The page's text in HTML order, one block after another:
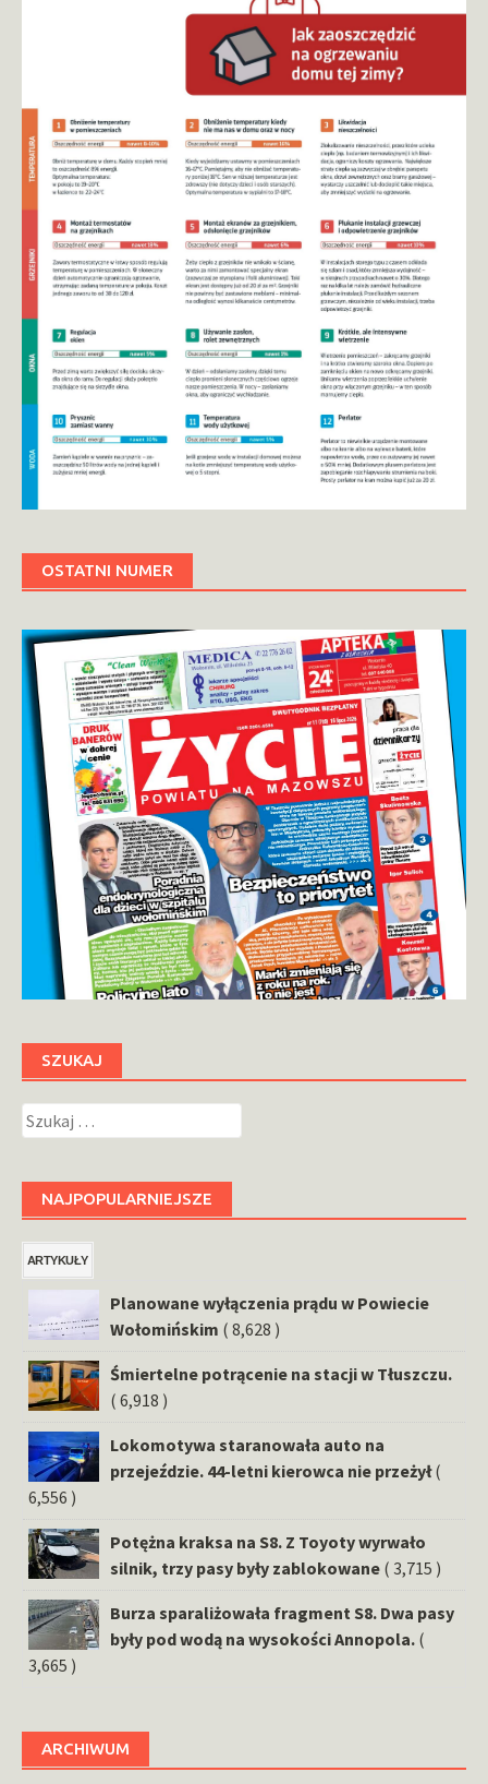
OSTATNI NUMER
SZUKAJ
Szukaj:
NAJPOPULARNIEJSZE
ARTYKUŁY
Planowane wyłączenia prądu w Powiecie
Wołomińskim ( 8,628 )
Śmiertelne potrącenie na stacji w Tłuszczu.
( 6,918 )
Lokomotywa staranowała auto na
przejeździe. 44-letni kierowca nie przeżył (
6,556 )
Potężna kraksa na S8. Z Toyoty wyrwało
silnik, trzy pasy były zablokowane ( 3,715 )
Burza sparaliżowała fragment S8. Dwa pasy
były pod wodą na wysokości Annopola. (
3,665 )
ARCHIWUM